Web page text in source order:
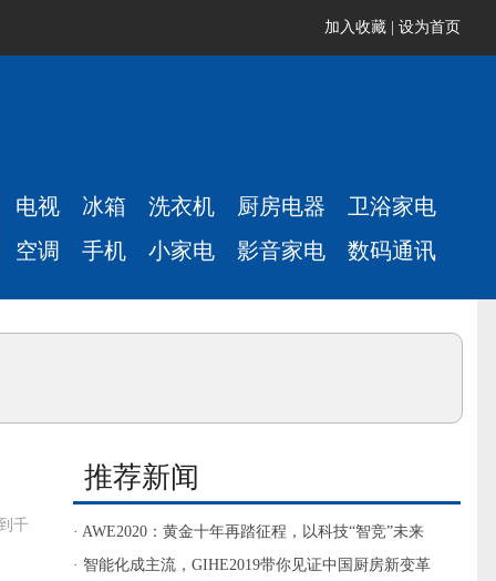
加入收藏 设为首页
电视 冰箱 洗衣机 厨房电器
卫浴家电
空调
手机 小家电 影音家电 数码通讯
千
推荐新闻
· AWE2020：黄金十年再踏征程，以科技“智竞”未来
· 智能化成主流，GIHE2019带你见证中国厨房新变革